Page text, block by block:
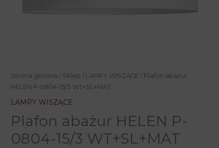
Strona główna / Sklep / LAMPY WISZĄCE / Plafon abażur
HELEN P-0804-15/3 WT+SL+MAT
LAMPY WISZĄCE
Plafon abażur HELEN P-
0804-15/3 WT+SL+MAT